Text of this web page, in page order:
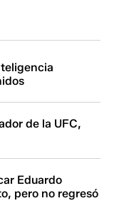
de la UFC,
Eduardo
pero no regresó